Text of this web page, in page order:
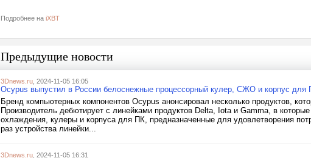
Подробнее на iXBT
Предыдущие новости
3Dnews.ru , 2024-11-05 16:05
Ocypus выпустил в России белоснежные процессорный кулер, СЖО и корпус для
Бренд компьютерных компонентов Ocypus анонсировал несколько продуктов,
Производитель дебютирует с линейками продуктов Delta, Iota и Gamma, в
охлаждения, кулеры и корпуса для ПК, предназначенные для удовлетворения
раз устройства линейки...
3Dnews.ru , 2024-11-05 16:31